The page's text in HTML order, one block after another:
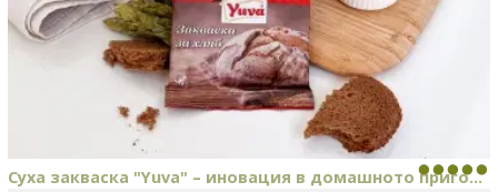
Суха закваска "Yuva" – иновация в домашното приго...